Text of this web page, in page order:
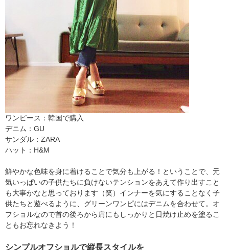
ワンピース：韓国で購入
デニム：GU
サンダル：ZARA
ハット：H&M
鮮やかな色味を身に着けることで気分も上がる！ということで、元
気いっぱいの子供たちに負けないテンションをあえて作り出すこと
も大事かなと思っております（笑）インナーを気にすることなく子
供たちと遊べるように、グリーンワンピにはデニムを合わせて。オ
フショルなので首の後ろから肩にもしっかりと日焼け止めを塗るこ
ともお忘れなきよう！
シンプルオフショルで縦長スタイルを